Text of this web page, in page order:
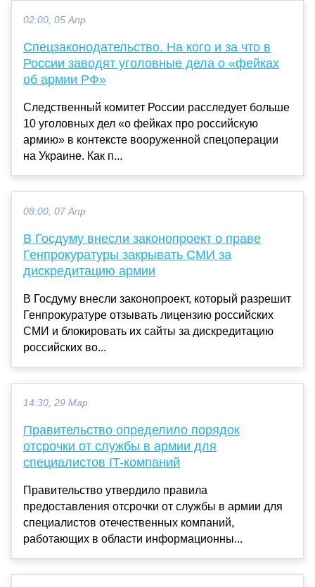
02:00, 05 Апр
Спецзаконодательство. На кого и за что в
России заводят уголовные дела о «фейках
об армии РФ»
Следственный комитет России расследует больше
10 уголовных дел «о фейках про российскую
армию» в контексте вооруженной спецоперации
на Украине. Как п...
08:00, 07 Апр
В Госдуму внесли законопроект о праве
Генпрокуратуры закрывать СМИ за
дискредитацию армии
В Госдуму внесли законопроект, который разрешит
Генпрокуратуре отзывать лицензию российских
СМИ и блокировать их сайты за дискредитацию
российских во...
14:30, 29 Мар
Правительство определило порядок
отсрочки от службы в армии для
специалистов IT-компаний
Правительство утвердило правила
предоставления отсрочки от службы в армии для
специалистов отечественных компаний,
работающих в области информационны...